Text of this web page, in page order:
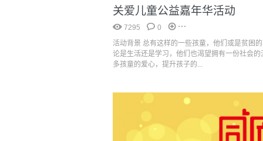
关爱儿童公益嘉年华活动
7295
0
活动背景 总有这样的一些孩童，他们或是贫困
论是生活还是学习，他们也渴望拥有一份社会
多孩童的爱心，提升孩子的...